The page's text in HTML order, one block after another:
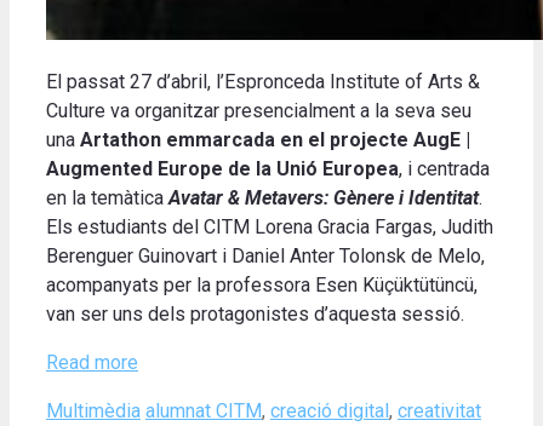
El passat 27 d’abril, l’Espronceda Institute of Arts &
Culture va organitzar presencialment a la seva seu
una Artathon emmarcada en el projecte AugE |
Augmented Europe de la Unió Europea, i centrada
en la temàtica Avatar & Metavers: Gènere i Identitat.
Els estudiants del CITM Lorena Gracia Fargas, Judith
Berenguer Guinovart i Daniel Anter Tolonsk de Melo,
acompanyats per la professora Esen Küçüktütüncü,
van ser uns dels protagonistes d’aquesta sessió.
Read more
Categories
Multimèdia Tags
alumnat CITM, creació digital, creativitat